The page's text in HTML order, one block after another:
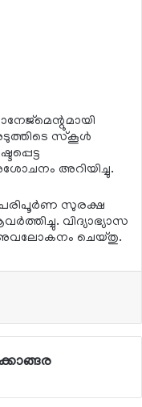
സ്‌കൂള്‍
അറിയിച്ചു.
പരിപൂര്‍ണ സുരക്ഷ
വിദ്യാഭ്യാസ
ചെയ്തു.